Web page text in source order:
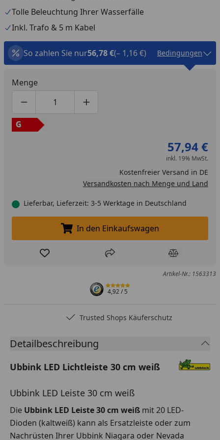
Tolle Beleuchtung Ihrer Wasserfälle
Inkl. Trafo & 5 m Kabel
So zahlen Sie nur56,78 €(– 1,16 €) Bedingungen
Menge
Produktmenge um eins verringern
Produktmenge manuell eingeben
Produktmenge um eins erhöhen
G
57,94 €
inkl. 19% MwSt.
Kostenfreier Versand in DE
Versandkosten nach Menge und Land
Lieferbar, Lieferzeit: 3-5 Werktage in Deutschland
In den Einkaufswagen legen
In den Einkaufswagen
Produkt zur Wunschliste hinzufügen
Teilen Produkt
Artikel-Nr.: 1563313
4,92/ 5
Trusted Shops Käuferschutz
Detailbeschreibung
Ubbink LED Lichtleiste 30 cm weiß
Ubbink LED Leiste 30 cm weiß
Die Ubbink LED Leiste 30 cm weiß mit 20 LED-
Dioden (kaltweiß) kann als Ersatzleiste oder zum
Nachrüsten Ihrer Ubbink Niagara oder Nevada